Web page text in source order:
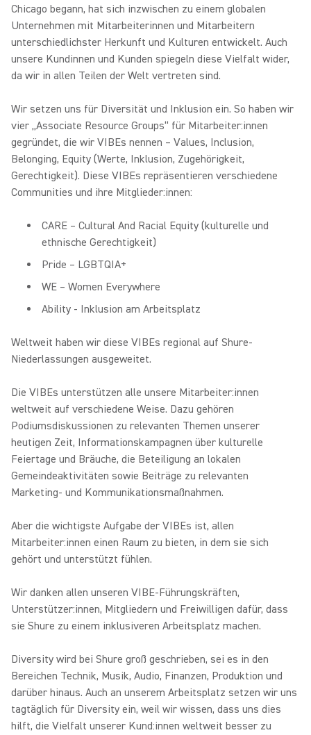
Chicago begann, hat sich inzwischen zu einem globalen
Unternehmen mit Mitarbeiterinnen und Mitarbeitern
unterschiedlichster Herkunft und Kulturen entwickelt. Auch
unsere Kundinnen und Kunden spiegeln diese Vielfalt wider,
da wir in allen Teilen der Welt vertreten sind.
Wir setzen uns für Diversität und Inklusion ein. So haben wir
vier „Associate Resource Groups“ für Mitarbeiter:innen
gegründet, die wir VIBEs nennen – Values, Inclusion,
Belonging, Equity (Werte, Inklusion, Zugehörigkeit,
Gerechtigkeit). Diese VIBEs repräsentieren verschiedene
Communities und ihre Mitglieder:innen:
CARE – Cultural And Racial Equity (kulturelle und
ethnische Gerechtigkeit)
Pride – LGBTQIA+
WE – Women Everywhere
Ability - Inklusion am Arbeitsplatz
Weltweit haben wir diese VIBEs regional auf Shure-
Niederlassungen ausgeweitet.
Die VIBEs unterstützen alle unsere Mitarbeiter:innen
weltweit auf verschiedene Weise. Dazu gehören
Podiumsdiskussionen zu relevanten Themen unserer
heutigen Zeit, Informationskampagnen über kulturelle
Feiertage und Bräuche, die Beteiligung an lokalen
Gemeindeaktivitäten sowie Beiträge zu relevanten
Marketing- und Kommunikationsmaßnahmen.
Aber die wichtigste Aufgabe der VIBEs ist, allen
Mitarbeiter:innen einen Raum zu bieten, in dem sie sich
gehört und unterstützt fühlen.
Wir danken allen unseren VIBE-Führungskräften,
Unterstützer:innen, Mitgliedern und Freiwilligen dafür, dass
sie Shure zu einem inklusiveren Arbeitsplatz machen.
Diversity wird bei Shure groß geschrieben, sei es in den
Bereichen Technik, Musik, Audio, Finanzen, Produktion und
darüber hinaus. Auch an unserem Arbeitsplatz setzen wir uns
tagtäglich für Diversity ein, weil wir wissen, dass uns dies
hilft, die Vielfalt unserer Kund:innen weltweit besser zu